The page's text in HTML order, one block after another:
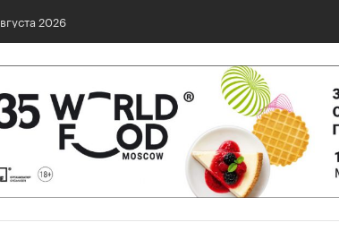
2026